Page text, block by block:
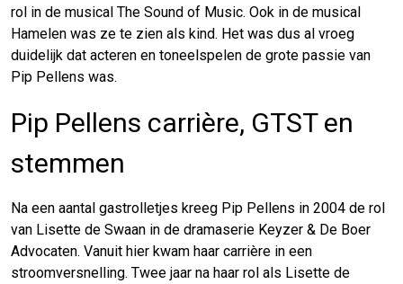
rol in de musical The Sound of Music. Ook in de musical
Hamelen was ze te zien als kind. Het was dus al vroeg
duidelijk dat acteren en toneelspelen de grote passie van
Pip Pellens was.
Pip Pellens carrière, GTST en
stemmen
Na een aantal gastrolletjes kreeg Pip Pellens in 2004 de rol
van Lisette de Swaan in de dramaserie Keyzer & De Boer
Advocaten. Vanuit hier kwam haar carrière in een
stroomversnelling. Twee jaar na haar rol als Lisette de